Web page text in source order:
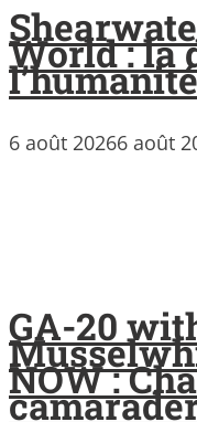
World : la
l’humanité
6 août 20266 août
GA-20
NOW :